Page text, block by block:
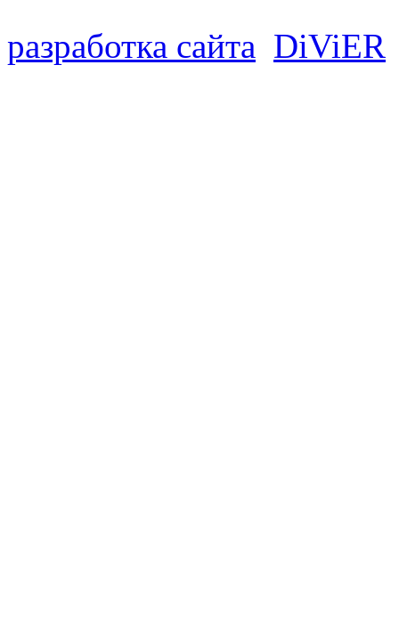
разработка сайта DiViER